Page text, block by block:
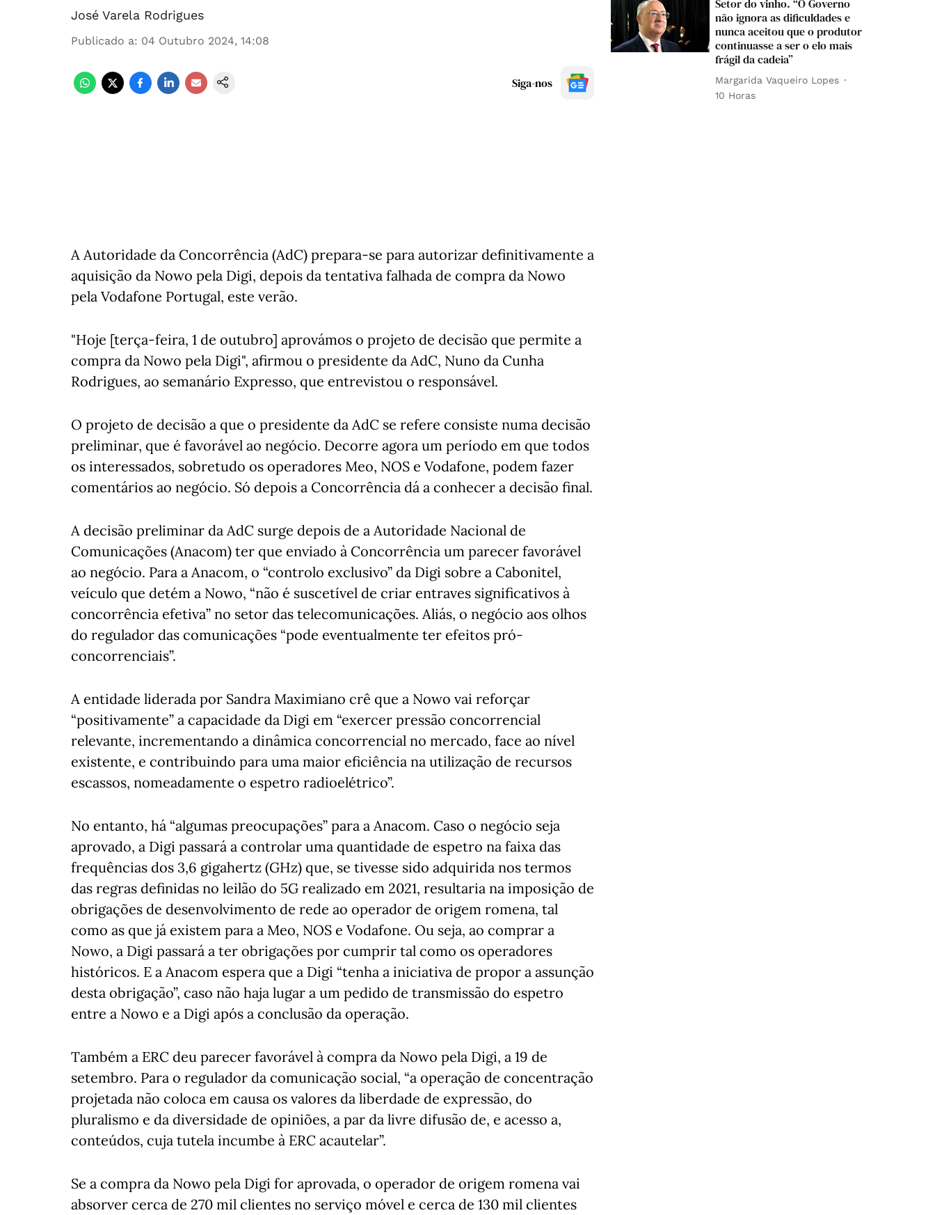
José Varela Rodrigues
Publicado a: 04 Outubro 2024, 14:08
Siga-nos
A Autoridade da Concorrência (AdC) prepara-se para autorizar definitivamente a
aquisição da Nowo pela Digi, depois da tentativa falhada de compra da Nowo
pela Vodafone Portugal, este verão.
"Hoje [terça-feira, 1 de outubro] aprovámos o projeto de decisão que permite a
compra da Nowo pela Digi", afirmou o presidente da AdC, Nuno da Cunha
Rodrigues, ao semanário Expresso, que entrevistou o responsável.
O projeto de decisão a que o presidente da AdC se refere consiste numa decisão
preliminar, que é favorável ao negócio. Decorre agora um período em que todos
os interessados, sobretudo os operadores Meo, NOS e Vodafone, podem fazer
comentários ao negócio. Só depois a Concorrência dá a conhecer a decisão final.
A decisão preliminar da AdC surge depois de a Autoridade Nacional de
Comunicações (Anacom) ter que enviado à Concorrência um parecer favorável
ao negócio. Para a Anacom, o “controlo exclusivo” da Digi sobre a Cabonitel,
veículo que detém a Nowo, “não é suscetível de criar entraves significativos à
concorrência efetiva” no setor das telecomunicações. Aliás, o negócio aos olhos
do regulador das comunicações “pode eventualmente ter efeitos pró-
concorrenciais”.
A entidade liderada por Sandra Maximiano crê que a Nowo vai reforçar
“positivamente” a capacidade da Digi em “exercer pressão concorrencial
relevante, incrementando a dinâmica concorrencial no mercado, face ao nível
existente, e contribuindo para uma maior eficiência na utilização de recursos
escassos, nomeadamente o espetro radioelétrico”.
No entanto, há “algumas preocupações” para a Anacom. Caso o negócio seja
aprovado, a Digi passará a controlar uma quantidade de espetro na faixa das
frequências dos 3,6 gigahertz (GHz) que, se tivesse sido adquirida nos termos
das regras definidas no leilão do 5G realizado em 2021, resultaria na imposição de
obrigações de desenvolvimento de rede ao operador de origem romena, tal
como as que já existem para a Meo, NOS e Vodafone. Ou seja, ao comprar a
Nowo, a Digi passará a ter obrigações por cumprir tal como os operadores
históricos. E a Anacom espera que a Digi “tenha a iniciativa de propor a assunção
desta obrigação”, caso não haja lugar a um pedido de transmissão do espetro
entre a Nowo e a Digi após a conclusão da operação.
Também a ERC deu parecer favorável à compra da Nowo pela Digi, a 19 de
setembro. Para o regulador da comunicação social, “a operação de concentração
projetada não coloca em causa os valores da liberdade de expressão, do
pluralismo e da diversidade de opiniões, a par da livre difusão de, e acesso a,
conteúdos, cuja tutela incumbe à ERC acautelar”.
Se a compra da Nowo pela Digi for aprovada, o operador de origem romena vai
absorver cerca de 270 mil clientes no serviço móvel e cerca de 130 mil clientes
Setor do vinho. “O Governo
não ignora as dificuldades e
nunca aceitou que o produtor
continuasse a ser o elo mais
frágil da cadeia”
Margarida Vaqueiro Lopes
10 Horas